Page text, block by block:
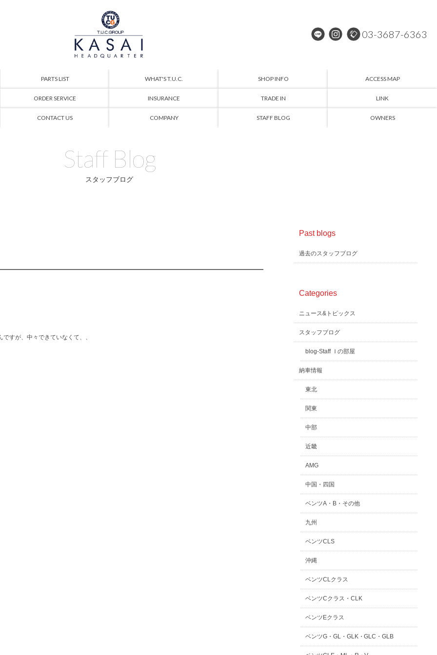
03-3687-6363
PARTS LIST WHAT'S T.U.C. SHOP INFO ACCESS MAP
ORDER SERVICE INSURANCE TRADE IN LINK
CONTACT US COMPANY STAFF BLOG OWNERS
Staff Blog
スタッフブログ
すが、中々できていなくて、、
Past blogs
過去のスタッフブログ
Categories
ニュース&トピックス
スタッフブログ
blog-Staff Ｉの部屋
納車情報
東北
関東
中部
近畿
AMG
中国・四国
ベンツA・B・その他
九州
ベンツCLS
沖縄
ベンツCLクラス
ベンツCクラス・CLK
ベンツEクラス
ベンツG・GL・GLK・GLC・GLB